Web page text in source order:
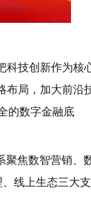
科技创新作为核
布局，加大前沿
的数字金融底
聚焦数智营销、
线上生态三大支